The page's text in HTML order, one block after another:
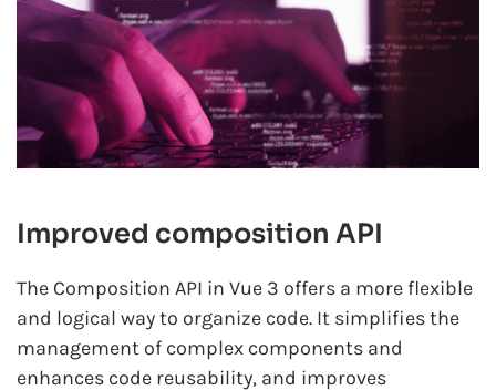
Improved composition API
The Composition API in Vue 3 offers a more flexible
and logical way to organize code. It simplifies the
management of complex components and
enhances code reusability, and improves